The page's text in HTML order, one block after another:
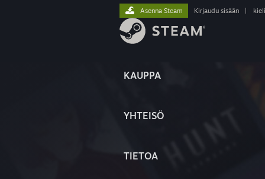
KAUPPA
YHTEISÖ
TIETOA
Asenna Steam Kirjaudu sisään kieli